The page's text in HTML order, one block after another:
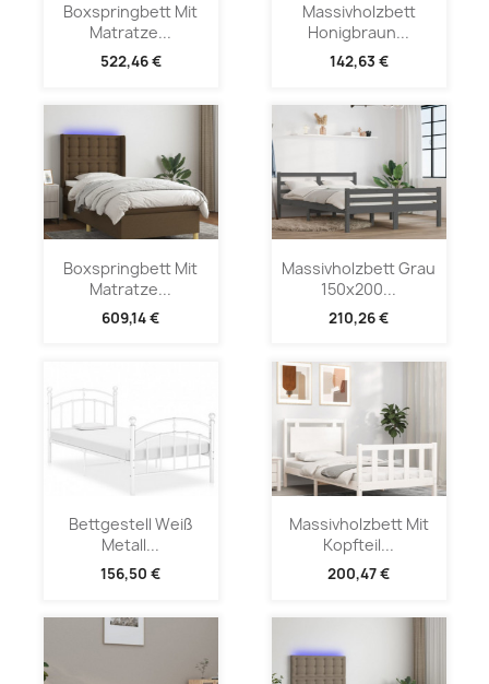
Boxspringbett Mit
Matratze...
522,46 €
Massivholzbett
Honigbraun...
142,63 €
Boxspringbett Mit
Matratze...
609,14 €
Massivholzbett Grau
150x200...
210,26 €
Bettgestell Weiß
Metall...
156,50 €
Massivholzbett Mit
Kopfteil...
200,47 €